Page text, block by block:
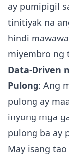
ay pumipigil
tinitiyak na
hindi
miyembro ng
Data-Driven
Pulong: Ang
pulong ay
inyong mga
pulong ba ay
May isang